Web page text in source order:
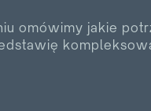
omówimy jakie